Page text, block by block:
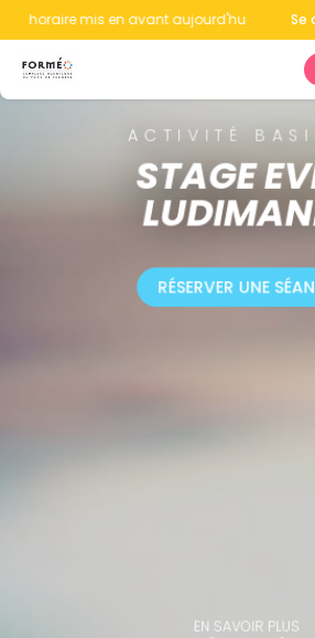
horaire mis en avant aujourd'hui.ConsultezSe
ACTIVITÉ
STAGE
RÉSERVER UNE
EN SAVOIR PLUS